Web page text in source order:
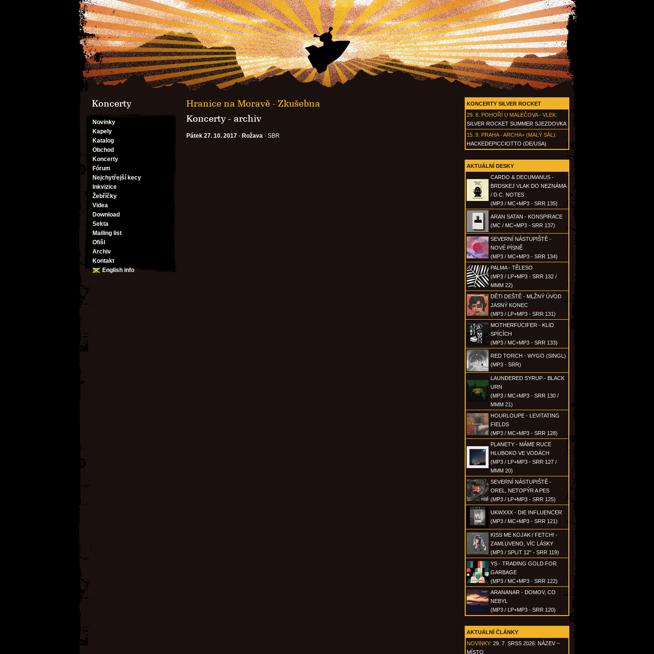
Koncerty
Novinky
Kapely
Katalog
Obchod
Koncerty
Fórum
Nejchytřejší kecy
Inkvizice
Žebříčky
Videa
Download
Sekta
Mailing list
Ofišl
Archiv
Kontakt
English info
KONCERTY SILVER ROCKET
29. 8. POHOŘÍ U MALEČOVA - VLEK:
SILVER ROCKET SUMMER SJEZDOVKA
15. 9. PRAHA - ARCHA+ (MALÝ SÁL):
HACKEDEPICCIOTTO (DE/USA)
AKTUÁLNÍ DESKY
CARDO & DECUMANUS -
BRDSKEJ VLAK DO NEZNÁMA
/ D.C. NOTES
(MP3 / MC+MP3 - SRR 135)
ARAN SATAN - KONSPIRACE
(MC / MC+MP3 - SRR 137)
SEVERNÍ NÁSTUPIŠTĚ -
NOVÉ PÍSNĚ
(MP3 / MC+MP3 - SRR 134)
PALMA - TĚLESO
(MP3 / LP+MP3 - SRR 132 /
MMM 22)
DĚTI DEŠTĚ - MLŽNÝ ÚVOD
JASNÝ KONEC
(MP3 / LP+MP3 - SRR 131)
MOTHERFUCIFER - KLID
SPÍCÍCH
(MP3 / MC+MP3 - SRR 133)
RED TORCH - WYGO (SINGL)
(MP3 - SRR)
LAUNDERED SYRUP - BLACK
URN
(MP3 / MC+MP3 - SRR 130 /
MMM 21)
HOURLOUPE - LEVITATING
FIELDS
(MP3 / MC+MP3 - SRR 128)
PLANETY - MÁME RUCE
HLUBOKO VE VODÁCH
(MP3 / LP+MP3 - SRR 127 /
MMM 20)
SEVERNÍ NÁSTUPIŠTĚ -
OREL, NETOPÝR A PES
(MP3 / LP+MP3 - SRR 125)
UKWXXX - DIE INFLUENCER
(MP3 / MC+MP3 - SRR 121)
KISS ME KOJAK / FETCH! -
ZAMLUVENO, VÍC LÁSKY
(MP3 / SPLIT 12" - SRR 119)
YS - TRADING GOLD FOR
GARBAGE
(MP3 / MC+MP3 - SRR 122)
ARANANAR - DOMOV, CO
NEBYL
(MP3 / LP+MP3 - SRR 120)
AKTUÁLNÍ ČLÁNKY
NOVINKY: 29. 7. SRSS 2026: NÁZEV ~
MÍSTO
Hranice na Moravě - Zkušebna
Koncerty - archiv
Pátek 27. 10. 2017 - Rožava · SBR